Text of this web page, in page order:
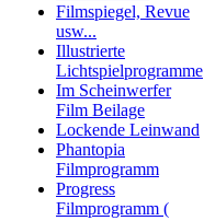
Filmspiegel, Revue
usw...
Illustrierte
Lichtspielprogramme
Im Scheinwerfer
Film Beilage
Lockende Leinwand
Phantopia
Filmprogramm
Progress
Filmprogramm (